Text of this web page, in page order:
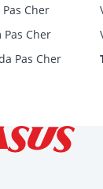
Cher
Pas Cher
Pas Cher